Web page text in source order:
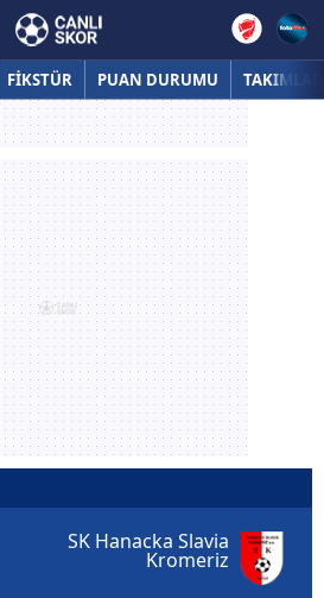
FİKSTÜR PUAN DURUMU TAKIMLAR
SK Hanacka Slavia
Kromeriz